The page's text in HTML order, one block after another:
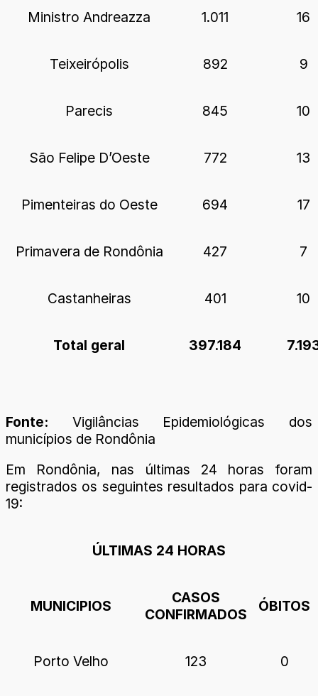
Ministro Andreazza 1.011 16
Teixeirópolis 892 9
Parecis 845 10
São Felipe D’Oeste 772 13
Pimenteiras do Oeste 694 17
Primavera de Rondônia 427 7
Castanheiras 401 10
Total geral 397.184
Fonte: Vigilâncias Epidemiológicas dos
municípios de Rondônia
Em Rondônia, nas últimas 24 horas foram
registrados os seguintes resultados para covid-
19:
ÚLTIMAS 24 HORAS
MUNICIPIOS
CASOS
CONFIRMADOS
ÓBITOS
Porto Velho 123 0